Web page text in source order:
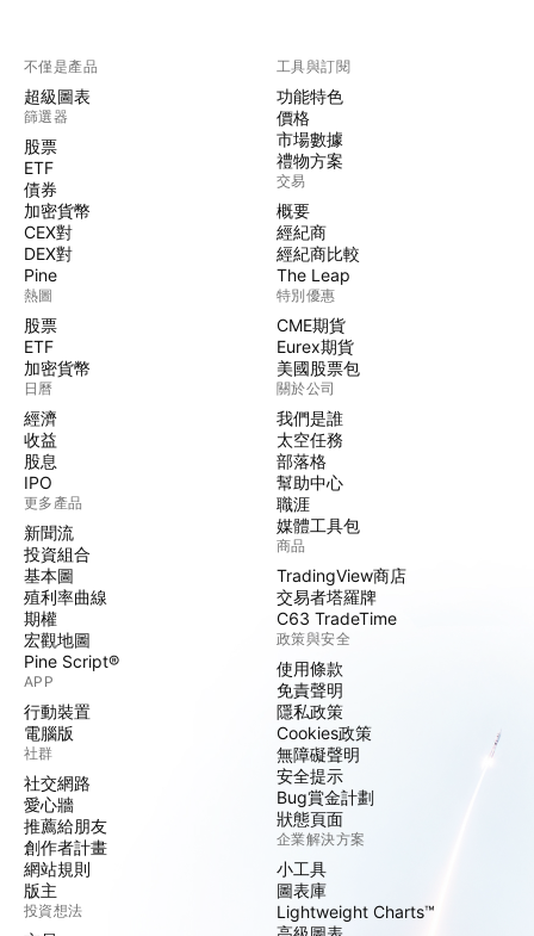
不僅是產品
超級圖表
篩選器
股票
ETF
債券
加密貨幣
CEX對
DEX對
Pine
熱圖
股票
ETF
加密貨幣
日曆
經濟
收益
股息
IPO
更多產品
新聞流
投資組合
基本圖
殖利率曲線
期權
宏觀地圖
Pine Script®
APP
行動裝置
電腦版
社群
社交網路
愛心牆
推薦給朋友
創作者計畫
網站規則
版主
投資想法
工具與訂閱
功能特色
價格
市場數據
禮物方案
交易
概要
經紀商
經紀商比較
The Leap
特別優惠
CME期貨
Eurex期貨
美國股票包
關於公司
我們是誰
太空任務
部落格
幫助中心
職涯
媒體工具包
商品
TradingView商店
交易者塔羅牌
C63 TradeTime
政策與安全
使用條款
免責聲明
隱私政策
Cookies政策
無障礙聲明
安全提示
Bug賞金計劃
狀態頁面
企業解決方案
小工具
圖表庫
Lightweight Charts™